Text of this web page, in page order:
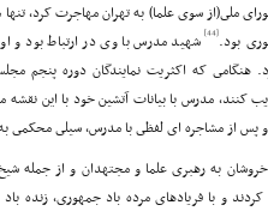
ملى(از سوى علما) به تهران مهاجرت کرد،
بود.[44]
شهید مدرس با وى در ارتباط بود و
که اکثریت نمایندگان دوره پنجم
کنند، مدرس با بیانات آتشین خود با این نقشه
او پس از مشاجره اى لفظى با مدرس، سیلى
به رهبرى علما و مجتهدان و از جمله
و با فریادهاى مرده باد جمهورى، زنده